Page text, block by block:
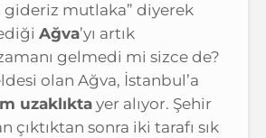
gideriz mutlaka” diyerek
Ağva’yı artık
gelmedi mi sizce de?
olan Ağva, İstanbul’a
uzaklıktayer alıyor. Şehir
çıktıktan sonra iki tarafı sık